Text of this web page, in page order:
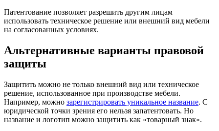
Патентование позволяет разрешить другим лицам
использовать техническое решение или внешний вид мебели
на согласованных условиях.
Альтернативные варианты правовой
защиты
Защитить можно не только внешний вид или техническое
решение, использованное при производстве мебели.
Например, можно зарегистрировать уникальное название. С
юридической точки зрения его нельзя запатентовать. Но
название и логотип можно защитить как «товарный знак».